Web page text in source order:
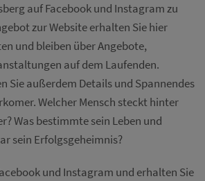
auf Facebook und Instagram zu
zur Website erhalten Sie hier
und bleiben über Angebote,
auf dem Laufenden.
Sie außerdem Details und Spannendes
Welcher Mensch steckt hinter
Was bestimmte sein Leben und
sein Erfolgsgeheimnis?
und Instagram und erhalten Sie